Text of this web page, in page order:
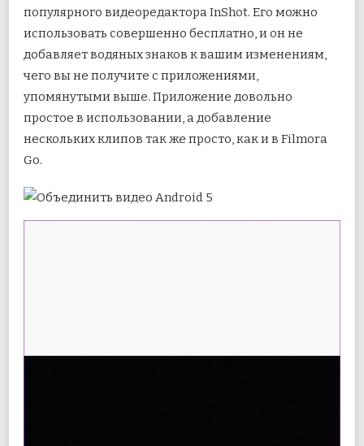
популярного видеоредактора InShot. Его можно
использовать совершенно бесплатно, и он не
добавляет водяных знаков к вашим изменениям,
чего вы не получите с приложениями,
упомянутыми выше. Приложение довольно
простое в использовании, а добавление
нескольких клипов так же просто, как и в Filmora
Go.